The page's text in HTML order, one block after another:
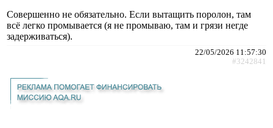
Совершенно не обязательно. Если вытащить поролон, там
всё легко промывается (я не промываю, там и грязи негде
задерживаться).
22/05/2026 11:57:30
#3242841